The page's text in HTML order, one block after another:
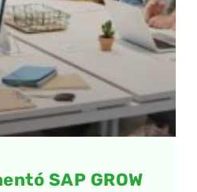
SAP GROW